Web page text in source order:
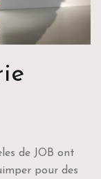
de JOB ont
pour des